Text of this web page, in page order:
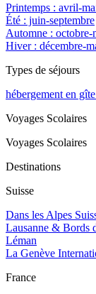
Printemps : avril-
Été : juin-septembre
Automne : octobre-
Hiver : décembre-
Types de séjours
hébergement en
Voyages Scolaires
Voyages Scolaires
Destinations
Suisse
Dans les Alpes
Lausanne & Bords
Léman
La Genève
France